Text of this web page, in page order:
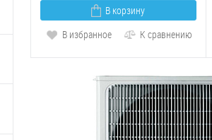
В корзину
В избранное
К сравнению